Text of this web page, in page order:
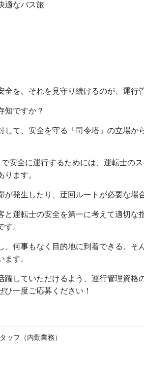
適なバス旅
を。それを見守り続けるのが、運行
知ですか？
して、安全を守る「司令塔」の立場か
安全に運行するためには、運転士の
ます。
発生したり、迂回ルートが必要な場
と運転士の安全を第一に考えて適切な
。
、何事もなく目的地に到着できる。そ
す。
躍していただけるよう、運行管理資格
一度ご応募ください！
ッフ（内勤業務）